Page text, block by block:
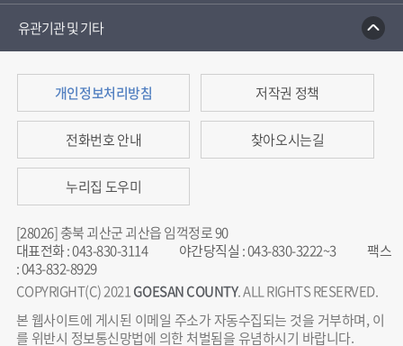
유관기관 및 기타
개인정보처리방침 저작권 정책
전화번호 안내 찾아오시는길
누리집 도우미
[28026] 충북 괴산군 괴산읍 임꺽정로 90
대표전화:043-830-3114 야간당직실 :043-830-3222~3
팩스
:043-832-8929
COPYRIGHT(C) 2021GOESAN COUNTY. ALL RIGHTS RESERVED.
본 웹사이트에 게시된 이메일 주소가 자동수집되는 것을 거부하며, 이
를 위반시 정보통신망법에 의한 처벌됨을 유념하시기 바랍니다.